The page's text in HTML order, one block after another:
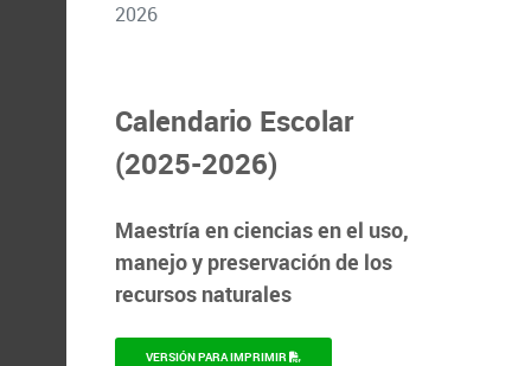
2026
Calendario Escolar
(2025-2026)
Maestría en ciencias en el uso,
manejo y preservación de los
recursos naturales
VERSIÓN PARA IMPRIMIR